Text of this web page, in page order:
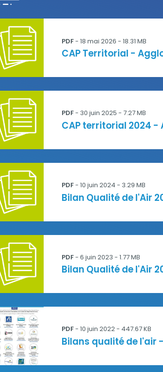
de la Région de
PDF-18 mai 2026 - 18.31 MB
Titre
CAP Territorial -
PDF- 30 juin 2025 - 7.27 MB
Titre
CAP territorial 2024 -
PDF-10 juin 2024- 3.29 MB
Titre
Bilan Qualité de l'Air
PDF-6 juin 2023 - 1.77 MB
Titre
Bilan Qualité de l'Air
PDF-10 juin 2022- 447.67 KB
Titre
Bilans qualité de l'air